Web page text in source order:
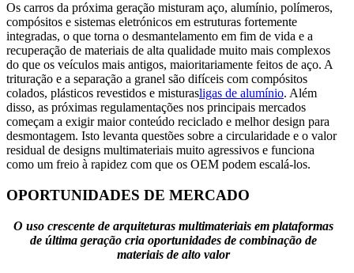
Os carros da próxima geração misturam aço, alumínio, polímeros,
compósitos e sistemas eletrónicos em estruturas fortemente
integradas, o que torna o desmantelamento em fim de vida e a
recuperação de materiais de alta qualidade muito mais complexos
do que os veículos mais antigos, maioritariamente feitos de aço. A
trituração e a separação a granel são difíceis com compósitos
colados, plásticos revestidos e misturasligas de alumínio. Além
disso, as próximas regulamentações nos principais mercados
começam a exigir maior conteúdo reciclado e melhor design para
desmontagem. Isto levanta questões sobre a circularidade e o valor
residual de designs multimateriais muito agressivos e funciona
como um freio à rapidez com que os OEM podem escalá-los.
OPORTUNIDADES DE MERCADO
O uso crescente de arquiteturas multimateriais em plataformas
de última geração cria oportunidades de combinação de
materiais de alto valor